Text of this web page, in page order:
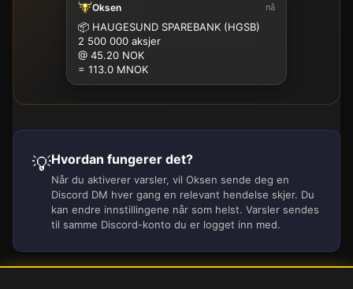
500K
Oksen nå
📦 HAUGESUND SPAREBANK (HGSB)
2 500 000 aksjer
@ 45.20 NOK
= 113.0 MNOK
💡Hvordan fungerer det?
Når du aktiverer varsler, vil Oksen sende deg en
Discord DM hver gang en relevant hendelse skjer. Du
kan endre innstillingene når som helst. Varsler sendes
til samme Discord-konto du er logget inn med.